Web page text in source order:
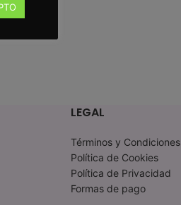
LEGAL
Términos y Condiciones
Política de Cookies
Política de Privacidad
Formas de pago